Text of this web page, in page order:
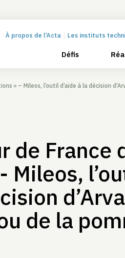
À propos de l’Acta Les instituts
Défis
l’outil d’aide à la décision d’Arvalis face au mildiou de la
de France
Mileos,
de la